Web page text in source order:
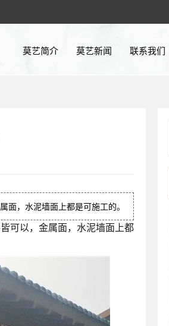
莫艺简介 莫艺新闻 联系我们
，水泥墙面上都是可施工的。
可以，金属面，水泥墙面上都